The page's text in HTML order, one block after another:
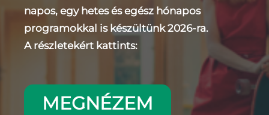
napos, egy hetes és egész hónapos
programokkal is készültünk 2026-ra.
A részletekért kattints:
MEGNÉZEM